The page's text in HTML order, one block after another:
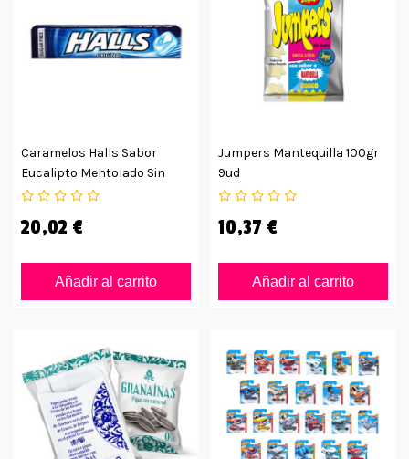
Caramelos Halls Sabor
Eucalipto Mentolado Sin
Azúcar
20,02 €
Añadir al carrito
Jumpers Mantequilla 100gr
9ud
10,37 €
Añadir al carrito